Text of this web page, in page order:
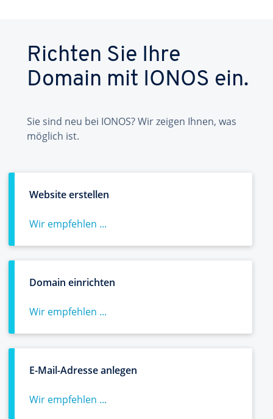
Richten Sie Ihre
Domain mit IONOS ein.
Sie sind neu bei IONOS? Wir zeigen Ihnen, was
möglich ist.
Website erstellen
Wir empfehlen ...
Domain einrichten
Wir empfehlen ...
E-Mail-Adresse anlegen
Wir empfehlen ...